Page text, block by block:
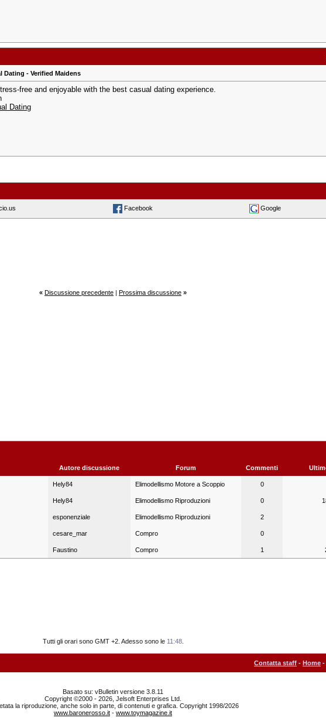
Dating - Verified Maidens
free and enjoyable with the best casual dating experience.
Dating
Facebook Google
« Discussione precedente | Prossima discussione »
Autore discussione Forum Commenti
Hely84 Elimodellismo Motore a Scoppio 0
Hely84 Elimodellismo Riproduzioni 0
esponenziale Elimodellismo Riproduzioni 2
cesare_mar Compro 0
Faustino Compro 1
Tutti gli orari sono GMT +2. Adesso sono le 11:48.
Contatta staff - Home -
Basato su: vBulletin versione 3.8.11
Copyright ©2000 - 2026, Jelsoft Enterprises Ltd.
la riproduzione, anche solo in parte, di contenuti e grafica. Copyright 1998/2026
www.baronerosso.it - www.toymagazine.it